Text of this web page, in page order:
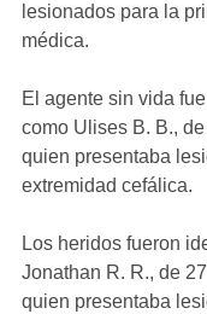
lesionados para la
médica.
El agente sin vida
como Ulises B. B.,
quien presentaba
extremidad cefálica.
Los heridos fueron
Jonathan R. R., de
quien presentaba